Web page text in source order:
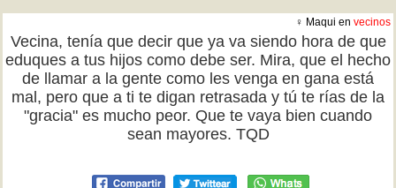
♀ Maqui en vecinos
Vecina, tenía que decir que ya va siendo hora de que
eduques a tus hijos como debe ser. Mira, que el hecho
de llamar a la gente como les venga en gana está
mal, pero que a ti te digan retrasada y tú te rías de la
"gracia" es mucho peor. Que te vaya bien cuando
sean mayores. TQD